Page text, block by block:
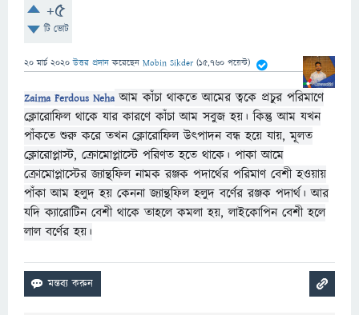
+5
টি ভোট
20 মার্চ 2020 উত্তর প্রদান করেছেন Mobin Sikder (15,760 পয়েন্ট)
Zaima Ferdous Neha আম কাঁচা থাকতে আমের ত্বকে প্রচুর পরিমাণে
ক্লোরোফিল থাকে যার কারণে কাঁচা আম সবুজ হয়। কিন্তু আম যখন
পাঁকতে শুরু করে তখন ক্লোরোফিল উৎপাদন বন্ধ হয়ে যায়, মূলত
ক্লোরোপ্লাস্ট, ক্রোমোপ্লাস্টে পরিণত হতে থাকে। পাকা আমে
ক্রোমোপ্লাস্টের জ্যান্থফিল নামক রঞ্জক পদার্থের পরিমাণ বেশী হওয়ায়
পাঁকা আম হলুদ হয় কেননা জ্যান্থফিল হলুদ বর্ণের রঞ্জক পদার্থ। আর
যদি ক্যারোটিন বেশী থাকে তাহলে কমলা হয়, লাইকোপিন বেশী হলে
লাল বর্ণের হয়।